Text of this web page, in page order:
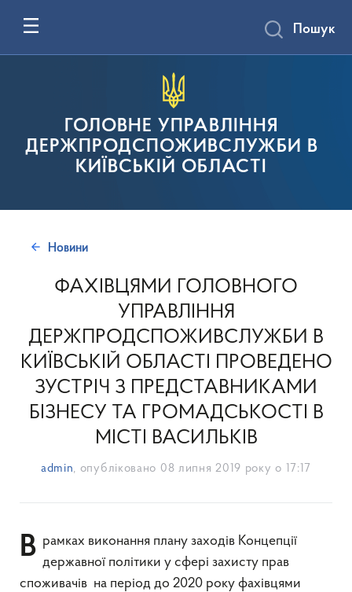
ГОЛОВНЕ УПРАВЛІННЯ
ДЕРЖПРОДСПОЖИВСЛУЖБИ В
КИЇВСЬКІЙ ОБЛАСТІ
Пошук
Новини
ФАХІВЦЯМИ ГОЛОВНОГО
УПРАВЛІННЯ
ДЕРЖПРОДСПОЖИВСЛУЖБИ В
КИЇВСЬКІЙ ОБЛАСТІ ПРОВЕДЕНО
ЗУСТРІЧ З ПРЕДСТАВНИКАМИ
БІЗНЕСУ ТА ГРОМАДСЬКОСТІ В
МІСТІ ВАСИЛЬКІВ
admin, опубліковано 08 липня 2019 року о 17:17
В рамках виконання плану заходів Концепції державної політики у сфері захисту прав
споживачів на період до 2020 року фахівцями